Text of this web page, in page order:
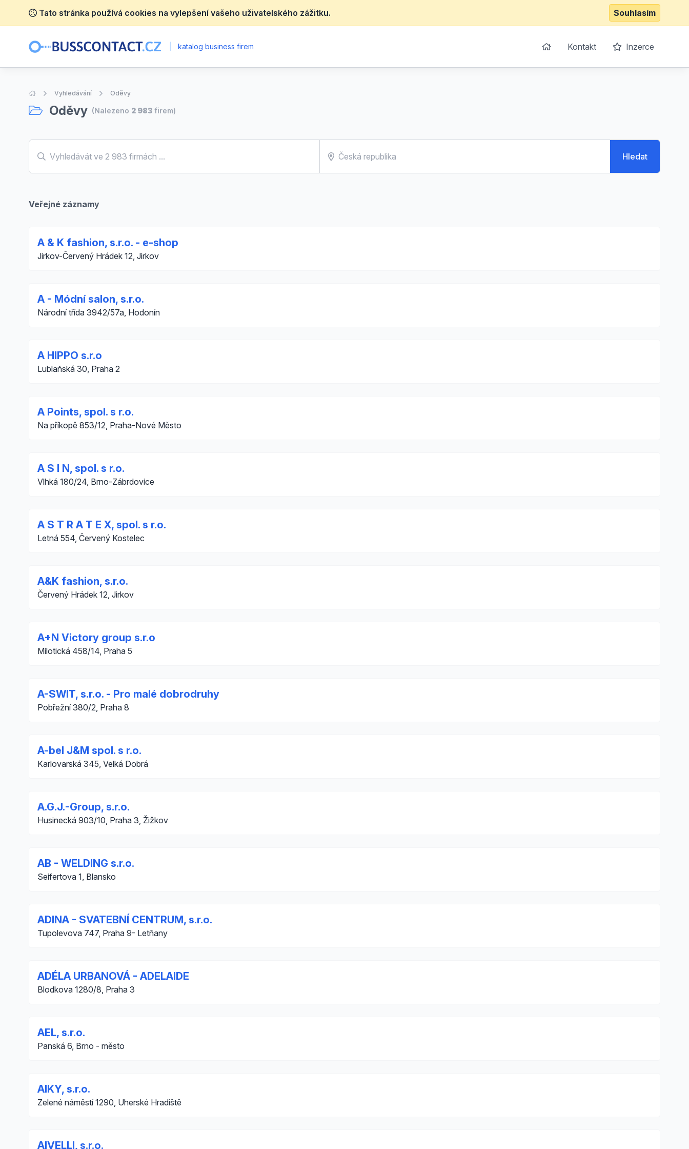
Tato stránka používá cookies na vylepšení vašeho uživatelského zážitku. Souhlasím
katalog business firem Kontakt Inzerce
Úvodní stránka
Vyhledávání Oděvy
Oděvy (Nalezeno 2 983 firem)
Hledat
Veřejné záznamy
A & K fashion, s.r.o. - e-shop
Jirkov-Červený Hrádek 12, Jirkov
A - Módní salon, s.r.o.
Národní třída 3942/57a, Hodonín
A HIPPO s.r.o
Lublaňská 30, Praha 2
A Points, spol. s r.o.
Na příkopě 853/12, Praha-Nové Město
A S I N, spol. s r.o.
Vlhká 180/24, Brno-Zábrdovice
A S T R A T E X, spol. s r.o.
Letná 554, Červený Kostelec
A&K fashion, s.r.o.
Červený Hrádek 12, Jirkov
A+N Victory group s.r.o
Milotická 458/14, Praha 5
A-SWIT, s.r.o. - Pro malé dobrodruhy
Pobřežní 380/2, Praha 8
A-bel J&M spol. s r.o.
Karlovarská 345, Velká Dobrá
A.G.J.-Group, s.r.o.
Husinecká 903/10, Praha 3, Žižkov
AB - WELDING s.r.o.
Seifertova 1, Blansko
ADINA - SVATEBNÍ CENTRUM, s.r.o.
Tupolevova 747, Praha 9- Letňany
ADÉLA URBANOVÁ - ADELAIDE
Blodkova 1280/8, Praha 3
AEL, s.r.o.
Panská 6, Brno - město
AIKY, s.r.o.
Zelené náměstí 1290, Uherské Hradiště
AIVELLI, s.r.o.